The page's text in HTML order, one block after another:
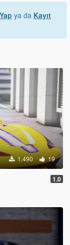
ya da Kayıt
1.490 19
1.0